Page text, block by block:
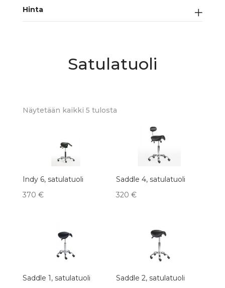
Hinta
Satulatuoli
Näytetään kaikki 5 tulostaSorted
Indy 6, satulatuoli
370 €
Saddle 4, satulatuoli
320€
Saddle 1, satulatuoli
Saddle 2, satulatuoli